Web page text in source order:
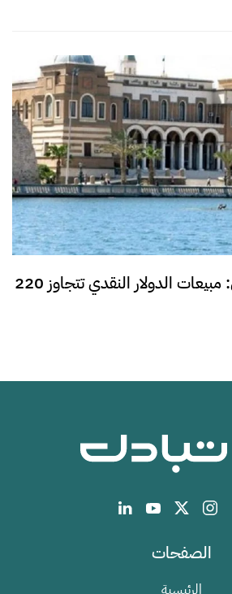
مصرف ليبيا المركزي: مبيعات الدولار النقدي تتجاوز 220
الصفحات
الرئيسية